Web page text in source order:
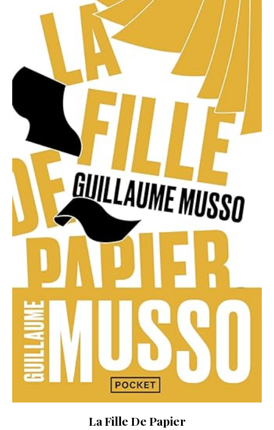
La Fille De Papier